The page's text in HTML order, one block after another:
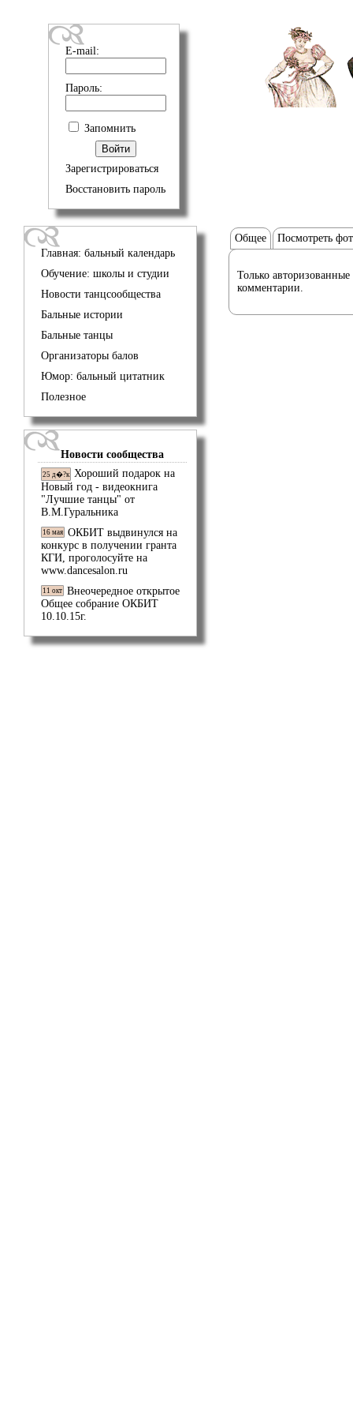
E-mail:
Пароль:
Запомнить
Зарегистрироваться
Восстановить пароль
Главная: бальный календарь
Обучение: школы и студии
Новости танцсообщества
Бальные истории
Бальные танцы
Организаторы балов
Юмор: бальный цитатник
Полезное
Новости сообщества
25 д�?к Хороший подарок на
Новый год - видеокнига
"Лучшие танцы" от
В.М.Гуральника
16 мая ОКБИТ выдвинулся на
конкурс в получении гранта
КГИ, проголосуйте на
www.dancesalon.ru
11 окт Внеочередное открытое
Общее собрание ОКБИТ
10.10.15г.
Общее Посмотреть
Только авторизованные
комментарии.